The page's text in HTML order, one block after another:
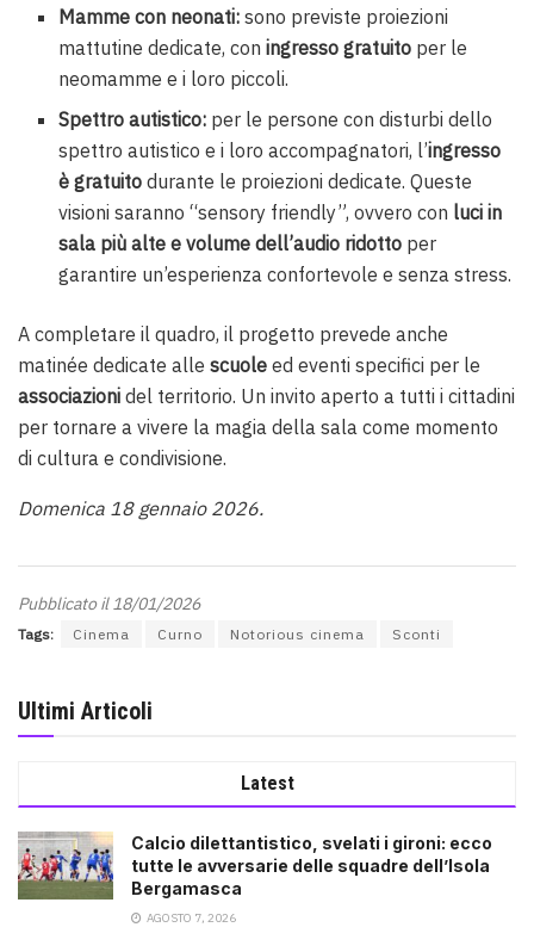
Mamme con neonati: sono previste proiezioni
mattutine dedicate, coningresso gratuito per le
neomamme e i loro piccoli.
Spettro autistico: per le persone con disturbi dello
spettro autistico e i loro accompagnatori, l’ingresso
è gratuito durante le proiezioni dedicate. Queste
visioni saranno “sensory friendly”, ovvero con luci in
sala più alte e volume dell’audio ridotto per
garantire un’esperienza confortevole e senza stress.
A completare il quadro, il progetto prevede anche
matinée dedicate alle scuole ed eventi specifici per le
associazioni del territorio. Un invito aperto a tutti i cittadini
per tornare a vivere la magia della sala come momento
di cultura e condivisione.
Domenica 18 gennaio 2026.
Pubblicato il 18/01/2026
Tags: Cinema Curno Notorious cinema Sconti
Ultimi Articoli
Latest
Calcio dilettantistico, svelati i gironi: ecco
tutte le avversarie delle squadre dell’Isola
Bergamasca
AGOSTO 7, 2026